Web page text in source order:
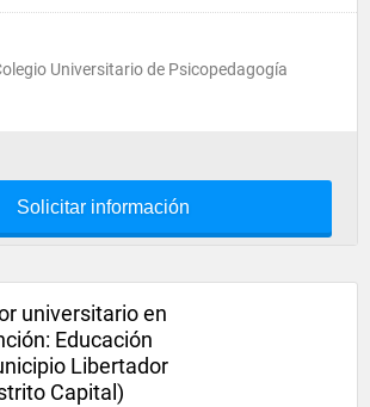
Universitario de Psicopedagogía
Solicitar información
universitario en
Educación
Libertador
Capital)